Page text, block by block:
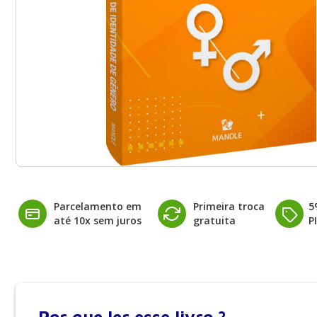
Parcelamento em
até 10x sem juros
Primeira troca
gratuita